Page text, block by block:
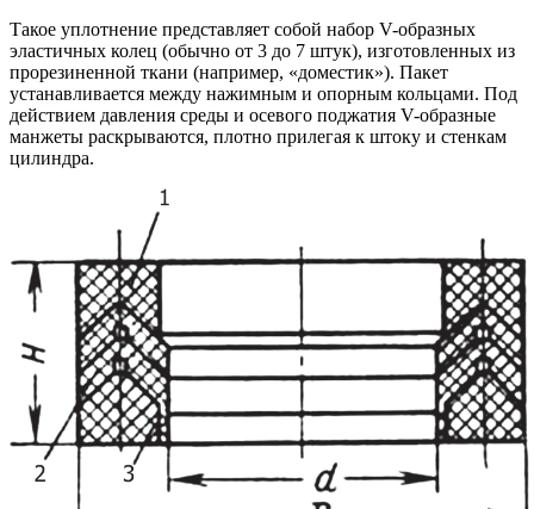
Такое уплотнение представляет собой набор V-образных
эластичных колец (обычно от 3 до 7 штук), изготовленных из
прорезиненной ткани (например, «доместик»). Пакет
устанавливается между нажимным и опорным кольцами. Под
действием давления среды и осевого поджатия V-образные
манжеты раскрываются, плотно прилегая к штоку и стенкам
цилиндра.